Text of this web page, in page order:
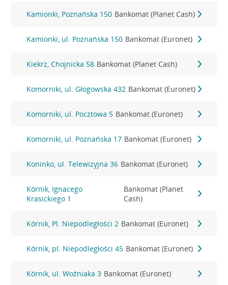
Kamionki, Poznańska 150 Bankomat (Planet Cash)
Kamionki, ul. Poznańska 150 Bankomat (Euronet)
Kiekrz, Chojnicka 58 Bankomat (Planet Cash)
Komorniki, ul. Głogowska 432 Bankomat (Euronet)
Komorniki, ul. Pocztowa 5 Bankomat (Euronet)
Komorniki, ul. Poznańska 17 Bankomat (Euronet)
Koninko, ul. Telewizyjna 36 Bankomat (Euronet)
Kórnik, Ignacego
Krasickiego 1
Bankomat (Planet
Cash)
Kórnik, Pl. Niepodległości 2 Bankomat (Euronet)
Kórnik, pl. Niepodległości 45 Bankomat (Euronet)
Kórnik, ul. Woźniaka 3 Bankomat (Euronet)